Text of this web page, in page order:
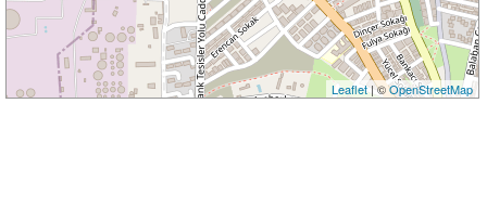
Leaflet| ©OpenStreetMap